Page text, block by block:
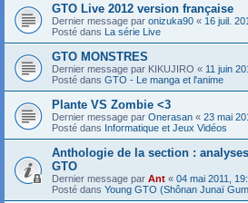
GTO Live 2012 version française
Dernier message par onizuka90 « 16 juil.
Posté dans La série Live
GTO MONSTRES
Dernier message par KIKUJIRO « 11 juin
Posté dans GTO - Le manga et l'anime
Plante VS Zombie <3
Dernier message par Onerasan « 23 mai
Posté dans Informatique et Jeux Vidéos
Anthologie de la section :
GTO
Dernier message par Ant « 04 mai 2011,
Posté dans Young GTO (Shônan Junaï